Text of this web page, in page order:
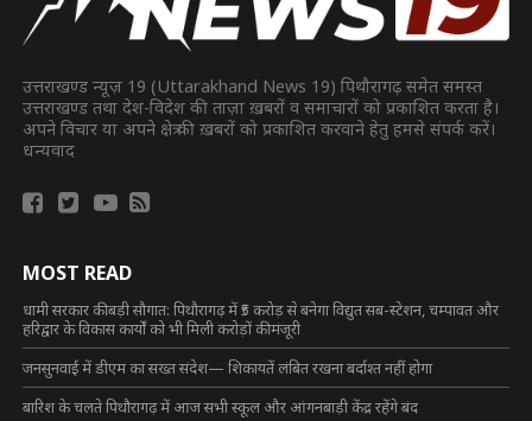
उत्तराखण्ड न्यूज़ 19 (Uttarakhand News 19) पिथौरागढ़ समेत समस्त
उत्तराखण्ड तथा देश-विदेश की ताज़ा ख़बरों व समाचारों को प्रकाशित करता है।
अपने विचार या अपने क्षेत्र की ख़बरों को प्रकाशित करवाने हेतु हमसे संपर्क करें।
धन्यवाद
MOST READ
धामी सरकार की बड़ी सौगात: पिथौरागढ़ में ₹5 करोड़ से बनेगा विद्युत सब-स्टेशन, चम्पावत और
हरिद्वार के विकास कार्यों को भी मिली करोड़ों की मंजूरी
जनसुनवाई में डीएम का सख्त संदेश— शिकायतें लंबित रखना बर्दाश्त नहीं होगा
बारिश के चलते पिथौरागढ़ में आज सभी स्कूल और आंगनबाड़ी केंद्र रहेंगे बंद